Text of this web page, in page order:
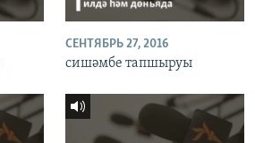
СЕНТЯБРЬ 27, 2016
сишәмбе тапшыруы